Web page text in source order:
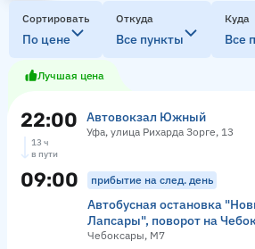
Сортировать
По цене
Откуда
Все пункты
Куда
Все
Лучшая цена
22:00 Автовокзал Южный
Уфа, улица Рихарда Зорге, 13
13 ч
в пути
09:00 прибытие на след. день
Автобусная остановка
Лапсары", поворот на
Чебоксары, М7